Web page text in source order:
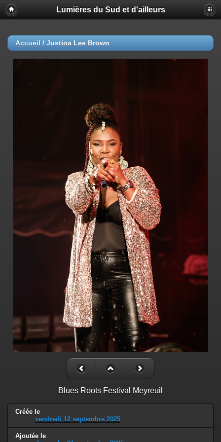
Lumières du Sud et d'ailleurs
Accueil / Justina Lee Brown
Blues Roots Festival Meyreuil
Créée le
vendredi 12 septembre 2025
Ajoutée le